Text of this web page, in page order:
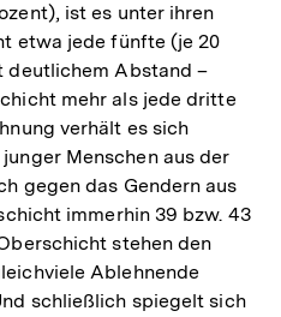
ist es unter ihren
etwa jede fünfte (je 20
deutlichem Abstand –
mehr als jede dritte
verhält es sich
Menschen aus der
gegen das Gendern aus
immerhin 39 bzw. 43
stehen den
Ablehnende
schließlich spiegelt sich